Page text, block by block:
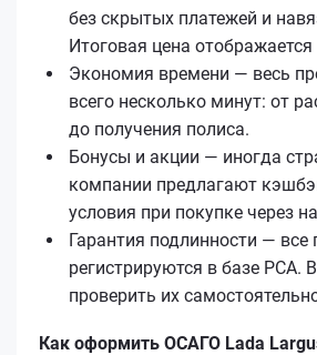
без скрытых платежей и
Итоговая цена отображается
Экономия времени — весь
всего несколько минут: от
до получения полиса.
Бонусы и акции — иногда
компании предлагают
условия при покупке через
Гарантия подлинности — все
регистрируются в базе РСА.
проверить их
Как оформить ОСАГО Lada